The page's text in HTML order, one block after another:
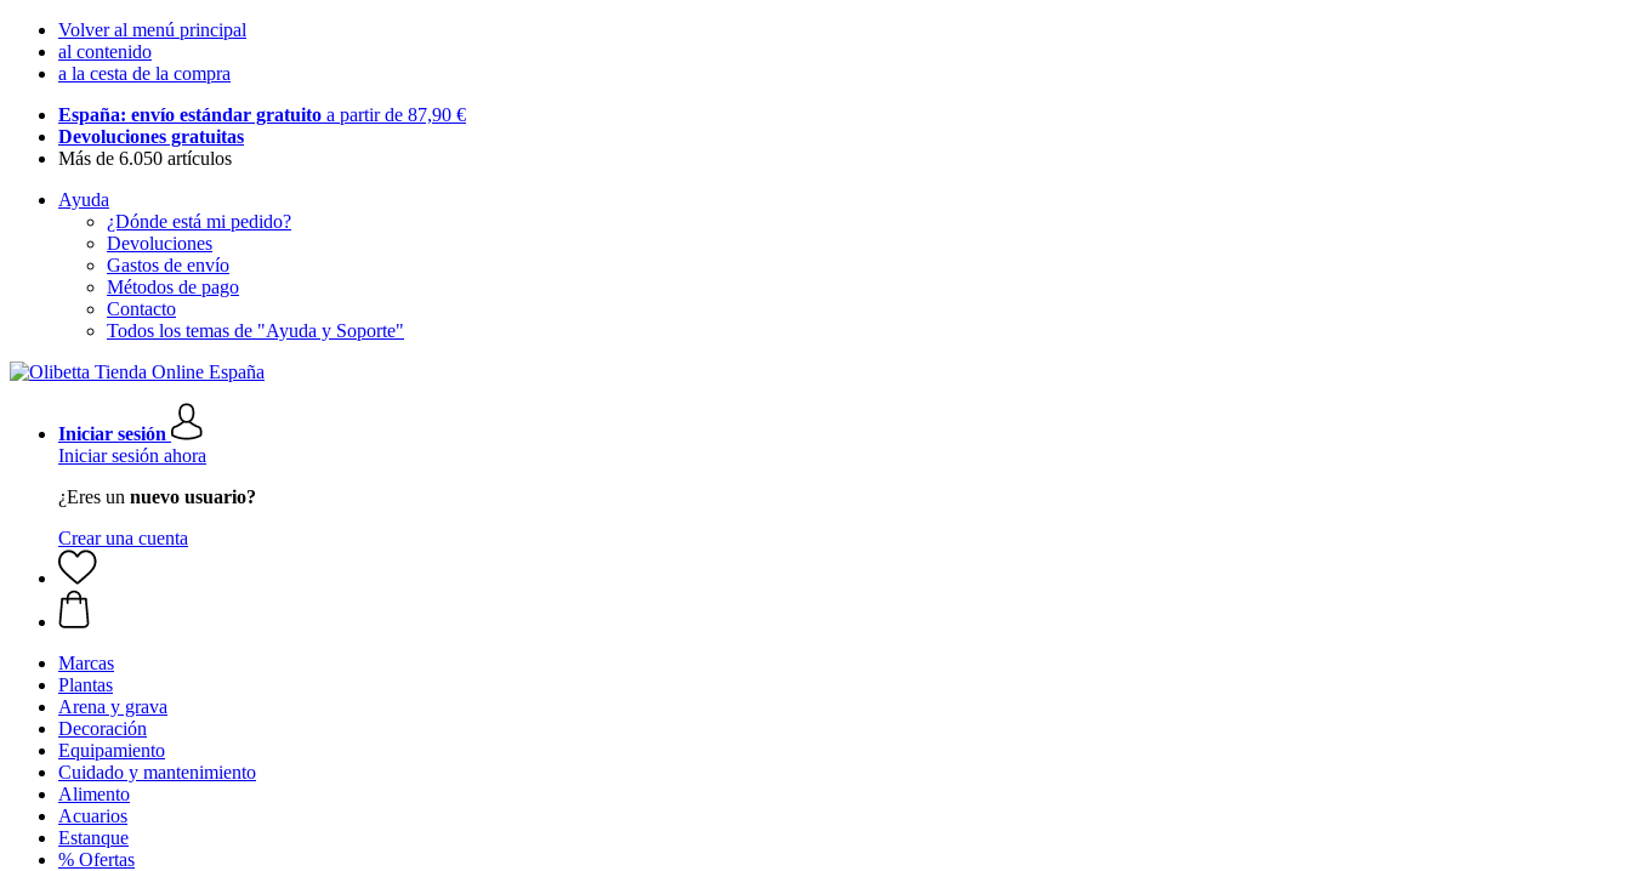
Volver al menú principal
al contenido
a la cesta de la compra
España: envío estándar gratuito a partir de 87,90 €
Devoluciones gratuitas
Más de 6.050 artículos
Ayuda
¿Dónde está mi pedido?
Devoluciones
Gastos de envío
Métodos de pago
Contacto
Todos los temas de "Ayuda y Soporte"
Iniciar sesión
Iniciar sesión ahora
¿Eres un nuevo usuario?
Crear una cuenta
Marcas
Plantas
Arena y grava
Decoración
Equipamiento
Cuidado y mantenimiento
Alimento
Acuarios
Estanque
% Ofertas